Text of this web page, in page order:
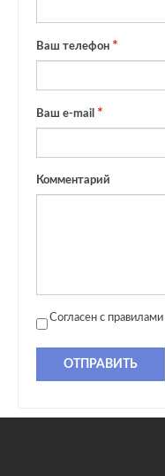
Ваш телефон
Ваш e-mail
Комментарий
Согласен с правилами
ОТПРАВИТЬ